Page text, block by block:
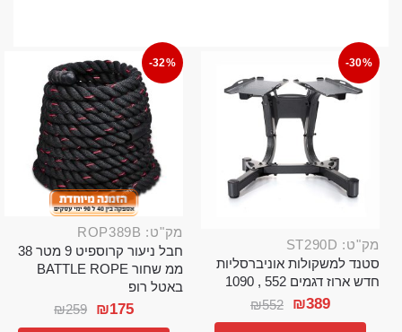
-30%
מק"ט: ST290D
סטנד למשקולות אוניברסליות
חדש ארוז דגמים 552 , 1090
₪552 ₪389
-32%
מק"ט: ROP389B
חבל ניעור קרוספיט 9 מטר 38
ממ שחור BATTLE ROPE
באטל רופ
₪259 ₪175